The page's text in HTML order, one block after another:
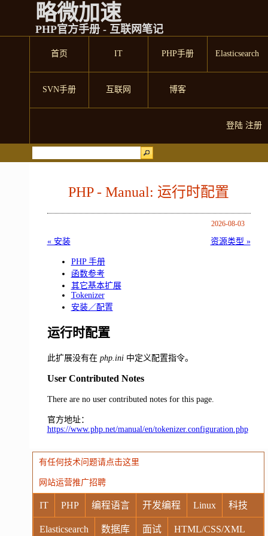
略微加速
PHP官方手册 - 互联网笔记
首页 IT PHP手册 Elasticsearch
SVN手册 互联网 博客
登陆 注册
PHP - Manual: 运行时配置
2026-08-03
资源类型 »
« 安装
PHP 手册
函数参考
其它基本扩展
Tokenizer
安装／配置
运行时配置
此扩展没有在 php.ini中定义配置指令。
User Contributed Notes
There are no user contributed notes for this page.
官方地址：
https://www.php.net/manual/en/tokenizer.configuration.php
有任何技术问题请点击这里
网站运营推广招聘
IT PHP 编程语言 开发编程 Linux 科技
Elasticsearch 数据库 面试 HTML/CSS/XML